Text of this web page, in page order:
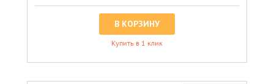
В КОРЗИНУ
Купить в 1 клик